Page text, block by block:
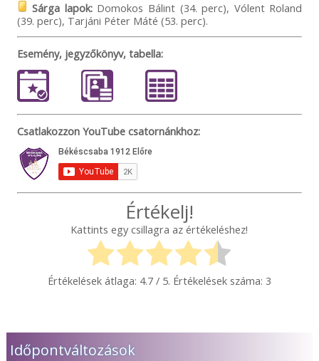
Sárga lapok:Domokos Bálint (34. perc), Vólent Roland
(39. perc), Tarjáni Péter Máté (53. perc).
Esemény, jegyzőkönyv, tabella:
Csatlakozzon YouTube csatornánkhoz:
Értékelj!
Kattints egy csillagra az értékeléshez!
Értékelések átlaga: 4.7/ 5. Értékelések száma: 3
Időpontváltozások